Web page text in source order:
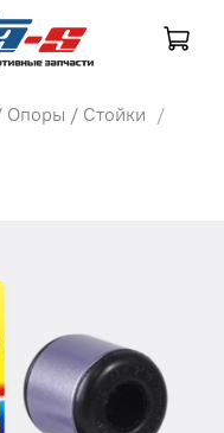
Опоры / Стойки